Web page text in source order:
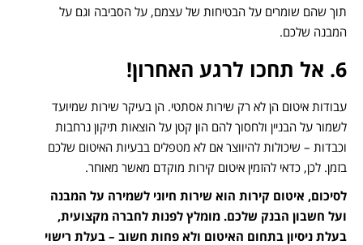
תוך שהם שומרים על הבטיחות של עצמם, על הסביבה וגם על
המבנה שלכם.
6. אל תחכו לרגע האחרון!
עבודות איטום הן לא רק שירות אסתטי. הן בעיקר שירות שמיועד
לשמור על הבניין ולחסוך להם הון קטן על הוצאות תיקון נרחבות
וכבדות – שיכולות להיווצר אם לא מטפלים בבעיות האיטום שלכם
בזמן. לכן, כדאי להזמין איטום קירות מוקדם מאשר מאוחר.
לסיכום, איטום קירות הוא שירות חיוני לשמירה על המבנה
ועל חשבון הבנק שלכם. מומלץ לפנות לחברה מקצועית,
בעלת ניסיון בתחום האיטום ולא פחות חשוב – בעלת רישוי